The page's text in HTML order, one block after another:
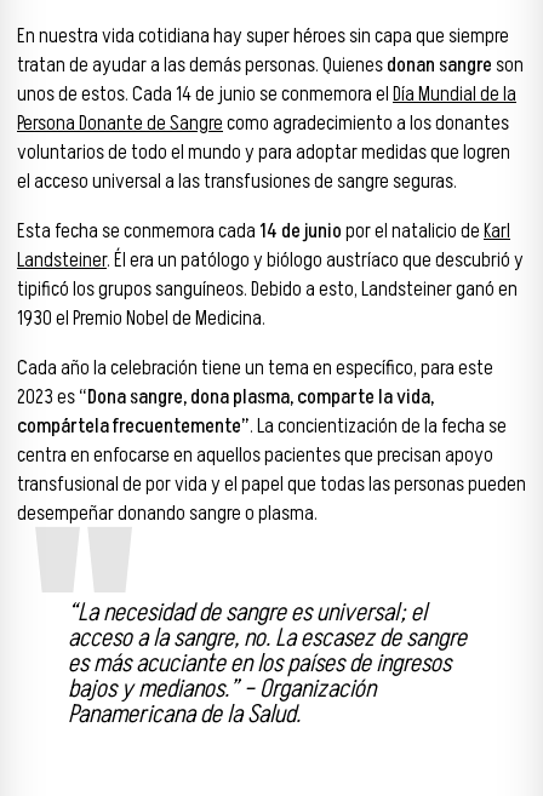
En nuestra vida cotidiana hay super héroes sin capa que siempre
tratan de ayudar a las demás personas. Quienesdonan sangreson
unos de estos. Cada 14 de junio se conmemora elDía Mundial de la
Persona Donante de Sangrecomo agradecimiento a los donantes
voluntarios de todo el mundo y para adoptar medidas que logren
el acceso universal a las transfusiones de sangre seguras.
Esta fecha se conmemora cada14 de juniopor el natalicio deKarl
Landsteiner. Él era un patólogo y biólogo austríaco que descubrió y
tipificó los grupos sanguíneos. Debido a esto, Landsteiner ganó en
1930 el Premio Nobel de Medicina.
Cada año la celebración tiene un tema en específico, para este
2023 es“Dona sangre, dona plasma, comparte la vida,
compártela frecuentemente”. La concientización de la fecha se
centra en enfocarse en aquellos pacientes que precisan apoyo
transfusional de por vida y el papel que todas las personas pueden
desempeñar donando sangre o plasma.
“La necesidad de sangre es universal; el
acceso a la sangre, no. La escasez de sangre
es más acuciante en los países de ingresos
bajos y medianos.” – Organización
Panamericana de la Salud.